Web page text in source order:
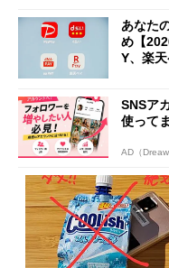
あなた
め【
Y、楽天
SNSア
使って
AD（Dreaw